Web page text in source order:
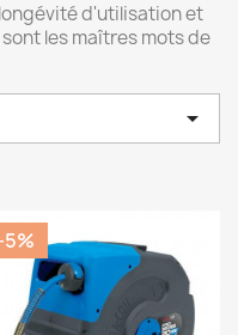
d'utilisation et
les maîtres mots de

5%